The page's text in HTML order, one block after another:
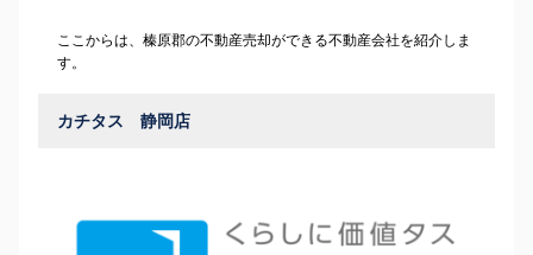
ここからは、榛原郡の不動産売却ができる不動産会社を紹介しま
す。
カチタス 静岡店